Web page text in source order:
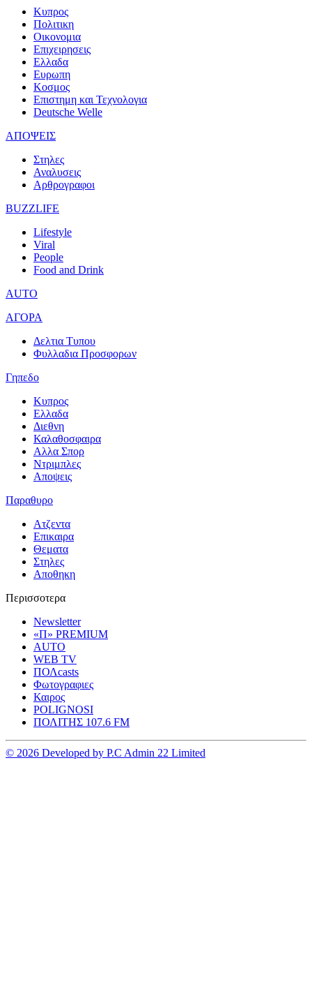
Κυπρος
Πολιτικη
Οικονομια
Επιχειρησεις
Ελλαδα
Ευρωπη
Κοσμος
Επιστημη και Τεχνολογια
Deutsche Welle
ΑΠΟΨΕΙΣ
Στηλες
Αναλυσεις
Αρθρογραφοι
BUZZLIFE
Lifestyle
Viral
People
Food and Drink
AUTO
ΑΓΟΡΑ
Δελτια Τυπου
Φυλλαδια Προσφορων
Γηπεδο
Κυπρος
Ελλαδα
Διεθνη
Καλαθοσφαιρα
Αλλα Σπορ
Ντριμπλες
Αποψεις
Παραθυρο
Ατζεντα
Επικαιρα
Θεματα
Στηλες
Αποθηκη
Περισσοτερα
Newsletter
«Π» PREMIUM
AUTO
WEB TV
ΠΟΛcasts
Φωτογραφιες
Καιρος
POLIGNOSI
ΠΟΛΙΤΗΣ 107.6 FM
© 2026 Developed by P.C Admin 22 Limited